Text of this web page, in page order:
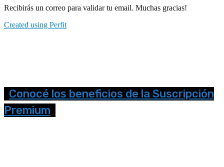
Recibirás un correo para validar tu email. Muchas gracias!
Created using Perfit
Conocé los beneficios de la Suscripción
Premium